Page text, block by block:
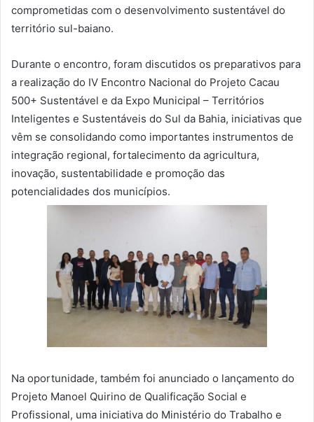
comprometidas com o desenvolvimento sustentável do
território sul-baiano.
Durante o encontro, foram discutidos os preparativos para
a realização do IV Encontro Nacional do Projeto Cacau
500+ Sustentável e da Expo Municipal – Territórios
Inteligentes e Sustentáveis do Sul da Bahia, iniciativas que
vêm se consolidando como importantes instrumentos de
integração regional, fortalecimento da agricultura,
inovação, sustentabilidade e promoção das
potencialidades dos municípios.
Na oportunidade, também foi anunciado o lançamento do
Projeto Manoel Quirino de Qualificação Social e
Profissional, uma iniciativa do Ministério do Trabalho e